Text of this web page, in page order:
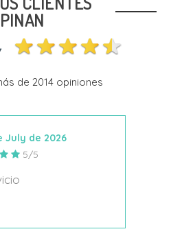
de 2014opiniones
July de 2026
5/5